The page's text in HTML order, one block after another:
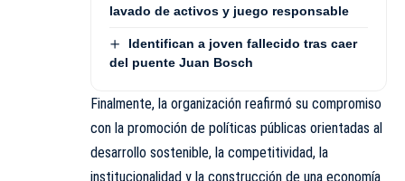
lavado de activos y juego responsable
Identifican a joven fallecido tras caer
del puente Juan Bosch
Finalmente, la organización reafirmó su compromiso
con la promoción de políticas públicas orientadas al
desarrollo sostenible, la competitividad, la
institucionalidad y la construcción de una economía